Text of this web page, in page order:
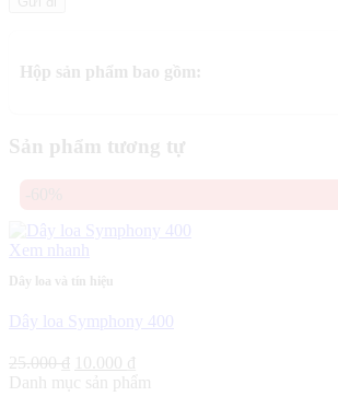
Hộp sản phẩm bao gồm:
Sản phẩm tương tự
Xem nhanh
Dây loa và tín hiệu
Dây loa Symphony 400
25.000₫
Giá
gốc
10.000 ₫
hiện
Danh mục sản phẩm